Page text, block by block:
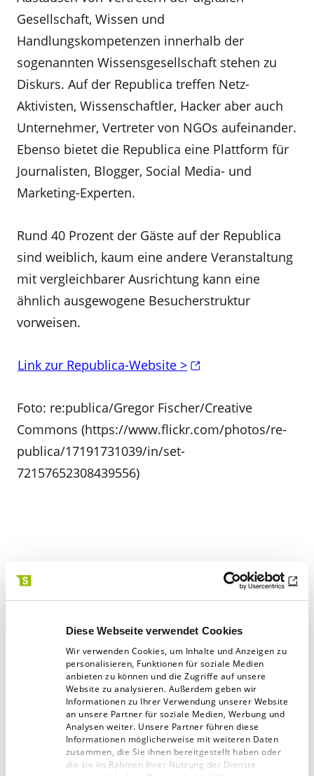
Diese Webseite verwendet Cookies
Wir verwenden Cookies, um Inhalte und Anzeigen zu
personalisieren, Funktionen für soziale Medien
anbieten zu können und die Zugriffe auf unsere
Website zu analysieren. Außerdem geben wir
Informationen zu Ihrer Verwendung unserer Website
an unsere Partner für soziale Medien, Werbung und
Analysen weiter. Unsere Partner führen diese
Informationen möglicherweise mit weiteren Daten
zusammen, die Sie ihnen bereitgestellt haben oder
die sie im Rahmen Ihrer Nutzung der Dienste
Gesellschaft, Wissen und
Handlungskompetenzen innerhalb der
sogenannten Wissensgesellschaft stehen zu
Diskurs. Auf der Republica treffen Netz-
Aktivisten, Wissenschaftler, Hacker aber auch
Unternehmer, Vertreter von NGOs aufeinander.
Ebenso bietet die Republica eine Plattform für
Journalisten, Blogger, Social Media- und
Marketing-Experten.
Rund 40 Prozent der Gäste auf der Republica
sind weiblich, kaum eine andere Veranstaltung
mit vergleichbarer Ausrichtung kann eine
ähnlich ausgewogene Besucherstruktur
vorweisen.
Link zur Republica-Website >
Foto: re:publica/Gregor Fischer/Creative
Commons (https://www.flickr.com/photos/re-
publica/17191731039/in/set-
72157652308439556)
Rechtschaffen Kluges aus der Branche
Artikel teilen:
Zur Übersicht